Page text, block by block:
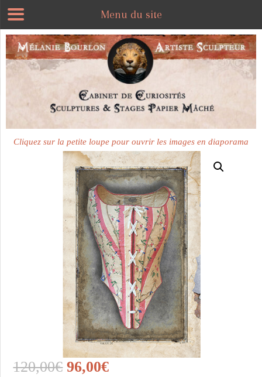
Cliquez sur la petite loupe pour ouvrir les images en diaporama
120,00€ Le
96,00€Le
Menu du site